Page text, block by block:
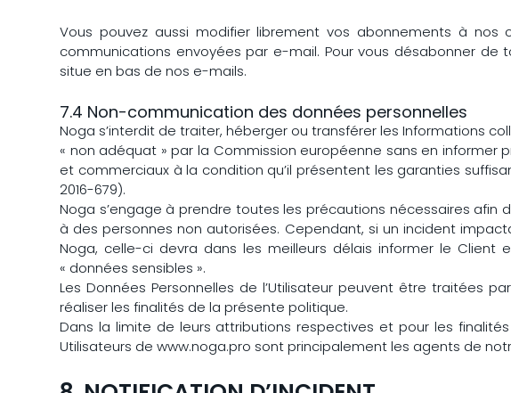
Vous pouvez aussi modifier librement vos abonnements à
communications envoyées par e-mail. Pour vous désabonner
situe en bas de nos e-mails.
7.4 Non-communication des données personnelles
Noga s’interdit de traiter, héberger ou transférer les Informations
« non adéquat » par la Commission européenne sans en
et commerciaux à la condition qu’il présentent les garanties
2016-679).
Noga s’engage à prendre toutes les précautions nécessaires
à des personnes non autorisées. Cependant, si un incident
Noga, celle-ci devra dans les meilleurs délais informer le Client
« données sensibles ».
Les Données Personnelles de l’Utilisateur peuvent être traitées
réaliser les finalités de la présente politique.
Dans la limite de leurs attributions respectives et pour les
Utilisateurs de www.noga.pro sont principalement les agents de